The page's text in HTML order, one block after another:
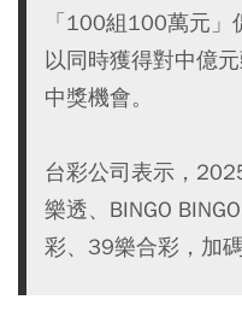
「100組100萬元
以同時獲得對中億
中獎機會。
台彩公司表示，
樂透、BINGO
彩、39樂合彩，加